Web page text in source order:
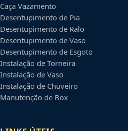
Caça Vazamento
Desentupimento de Pia
Desentupimento de Ralo
Desentupimento de Vaso
Desentupimento de Esgoto
Instalação de Torneira
Instalação de Vaso
Instalação de Chuveiro
Manutenção de Box